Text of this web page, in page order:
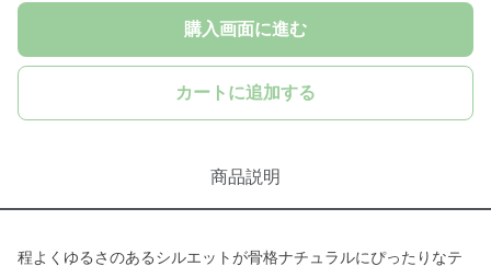
購入画面に進む
カートに追加する
商品説明
程よくゆるさのあるシルエットが骨格ナチュラルにぴったりなテ